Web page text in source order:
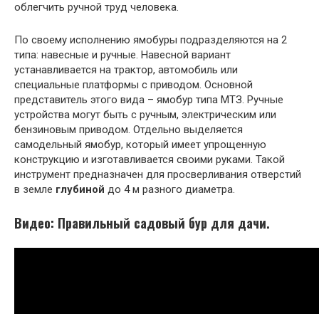
облегчить ручной труд человека.
По своему исполнению ямобуры подразделяются на 2
типа: навесные и ручные. Навесной вариант
устанавливается на трактор, автомобиль или
специальные платформы с приводом. Основной
представитель этого вида – ямобур типа МТЗ. Ручные
устройства могут быть с ручным, электрическим или
бензиновым приводом. Отдельно выделяется
самодельный ямобур, который имеет упрощенную
конструкцию и изготавливается своими руками. Такой
инструмент предназначен для просверливания отверстий
в земле глубиной до 4 м разного диаметра.
Видео: Правильный садовый бур для дачи.